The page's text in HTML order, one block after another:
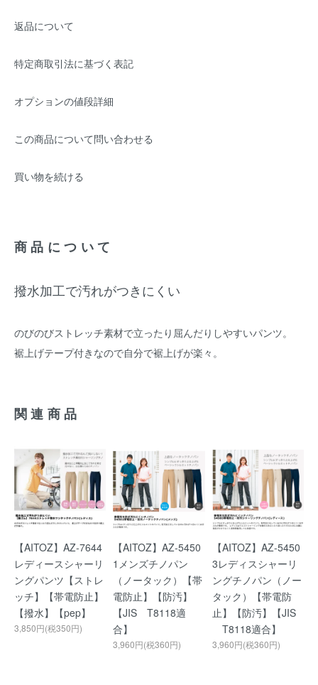
返品について
特定商取引法に基づく表記
オプションの値段詳細
この商品について問い合わせる
買い物を続ける
商品について
撥水加工で汚れがつきにくい
のびのびストレッチ素材で立ったり屈んだりしやすいパンツ。
裾上げテープ付きなので自分で裾上げが楽々。
関連商品
【AITOZ】AZ-7644
レディースシャーリ
ングパンツ【ストレ
ッチ】【帯電防止】
【撥水】【pep】
3,850円(税350円)
【AITOZ】AZ-5450
1メンズチノパン
（ノータック）【帯
電防止】【防汚】
【JIS T8118適
合】
3,960円(税360円)
【AITOZ】AZ-5450
3レディスシャーリ
ングチノパン（ノー
タック）【帯電防
止】【防汚】【JIS
T8118適合】
3,960円(税360円)